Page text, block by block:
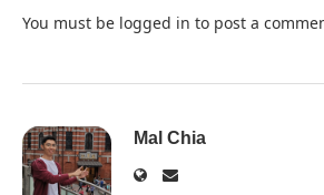
You must be logged in to post a
Mal Chia